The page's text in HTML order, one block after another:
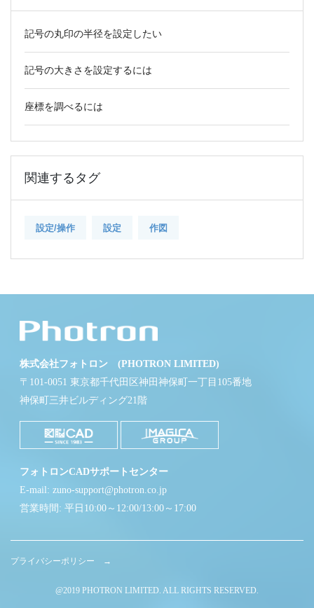
記号の丸印の半径を設定したい
記号の大きさを設定するには
座標を調べるには
関連するタグ
設定/操作 設定 作図
株式会社フォトロン (PHOTRON LIMITED)
〒101-0051 東京都千代田区神田神保町一丁目105番地
神保町三井ビルディング21階
フォトロンCADサポートセンター
E-mail: zuno-support@photron.co.jp
営業時間: 平日10:00～12:00/13:00～17:00
プライバシーポリシー →
@2019 PHOTRON LIMITED. ALL RIGHTS RESERVED.